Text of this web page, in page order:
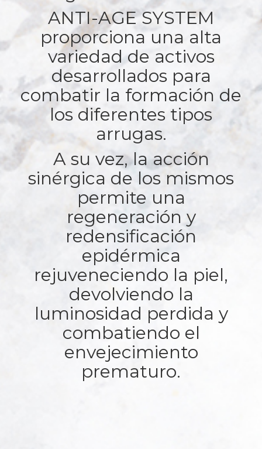
ANTI-AGE SYSTEM
proporciona una alta
variedad de activos
desarrollados para
combatir la formación de
los diferentes tipos
arrugas.
A su vez, la acción
sinérgica de los mismos
permite una
regeneración y
redensificación
epidérmica
rejuveneciendo la piel,
devolviendo la
luminosidad perdida y
combatiendo el
envejecimiento
prematuro.